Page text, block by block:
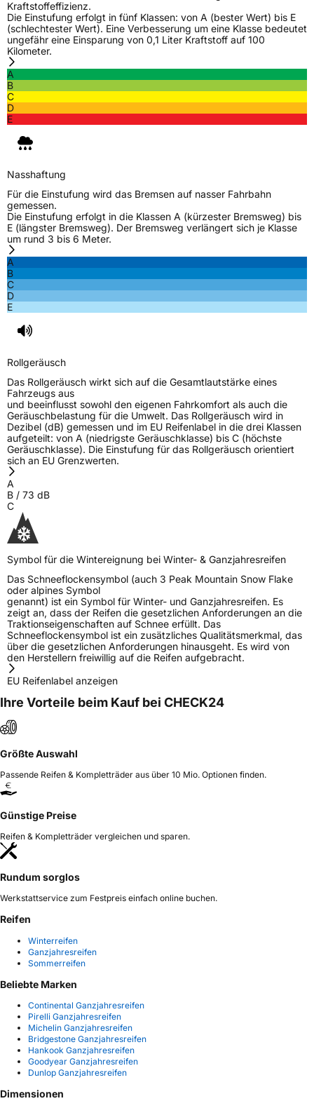
ZustandNeureifen
M+SJa
C-Reifen
EU Label
Rollgeräusch (Klasse) B
Rollgeräusch (dB)73
Fahrzeugklasse
Herstellerkontakt
Sailun Europe GmbH, Van Den Ban
Autobanden B.V. Ravenseweg 13m 3223 LM
Hellevoetsluis Niederlande,
flora.jiang@gripmax.com
Kraftstoffeffizienz.
Die Einstufung erfolgt in fünf Klassen: von A (bester Wert) bis E
(schlechtester Wert). Eine Verbesserung um eine Klasse bedeutet
ungefähr eine Einsparung von 0,1 Liter Kraftstoff auf 100
Kilometer.
A
B
C
D
E
Nasshaftung
Für die Einstufung wird das Bremsen auf nasser Fahrbahn
gemessen.
Die Einstufung erfolgt in die Klassen A (kürzester Bremsweg) bis
E (längster Bremsweg). Der Bremsweg verlängert sich je Klasse
um rund 3 bis 6 Meter.
A
B
C
D
E
Rollgeräusch
Das Rollgeräusch wirkt sich auf die Gesamtlautstärke eines
Fahrzeugs aus
und beeinflusst sowohl den eigenen Fahrkomfort als auch die
Geräuschbelastung für die Umwelt. Das Rollgeräusch wird in
Dezibel (dB) gemessen und im EU Reifenlabel in die drei Klassen
aufgeteilt: von A (niedrigste Geräuschklasse) bis C (höchste
Geräuschklasse). Die Einstufung für das Rollgeräusch orientiert
sich an EU Grenzwerten.
A
B / 73 dB
C
Symbol für die Wintereignung bei Winter- & Ganzjahresreifen
Das Schneeflockensymbol (auch 3 Peak Mountain Snow Flake
oder alpines Symbol
genannt) ist ein Symbol für Winter- und Ganzjahresreifen. Es
zeigt an, dass der Reifen die gesetzlichen Anforderungen an die
Traktionseigenschaften auf Schnee erfüllt. Das
Schneeflockensymbol ist ein zusätzliches Qualitätsmerkmal, das
über die gesetzlichen Anforderungen hinausgeht. Es wird von
den Herstellern freiwillig auf die Reifen aufgebracht.
EU Reifenlabel anzeigen
Ihre Vorteile beim Kauf bei CHECK24
Größte Auswahl
Passende Reifen & Kompletträder aus über 10 Mio. Optionen finden.
Günstige Preise
Reifen & Kompletträder vergleichen und sparen.
Rundum sorglos
Werkstattservice zum Festpreis einfach online buchen.
Reifen
Winterreifen
Ganzjahresreifen
Sommerreifen
Beliebte Marken
Continental Ganzjahresreifen
Pirelli Ganzjahresreifen
Michelin Ganzjahresreifen
Bridgestone Ganzjahresreifen
Hankook Ganzjahresreifen
Goodyear Ganzjahresreifen
Dunlop Ganzjahresreifen
Dimensionen